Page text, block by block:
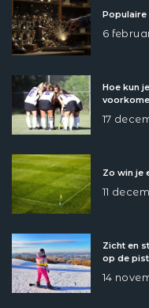
Populaire
6
Hoe kun
17
Zo win je
11
Zicht en
op de
14